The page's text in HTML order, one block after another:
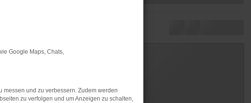
Google Maps, Chats,
und zu verbessern. Zudem werden
zu verfolgen und um Anzeigen zu schalten,